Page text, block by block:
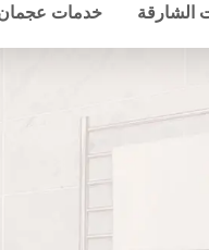
الشارقة خدمات